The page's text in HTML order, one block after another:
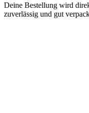
Deine Bestellung wird
zuverlässig und gut